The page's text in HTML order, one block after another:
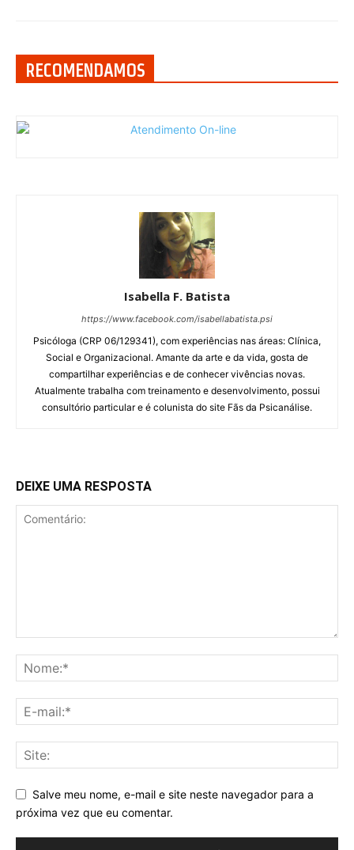
RECOMENDAMOS
Isabella F. Batista
https://www.facebook.com/isabellabatista.psi
Psicóloga (CRP 06/129341), com experiências nas áreas: Clínica,
Social e Organizacional. Amante da arte e da vida, gosta de
compartilhar experiências e de conhecer vivências novas.
Atualmente trabalha com treinamento e desenvolvimento, possui
consultório particular e é colunista do site Fãs da Psicanálise.
DEIXE UMA RESPOSTA
Salve meu nome, e-mail e site neste navegador para a
próxima vez que eu comentar.